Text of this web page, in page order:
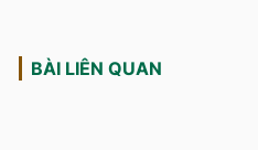
BÀI LIÊN QUAN